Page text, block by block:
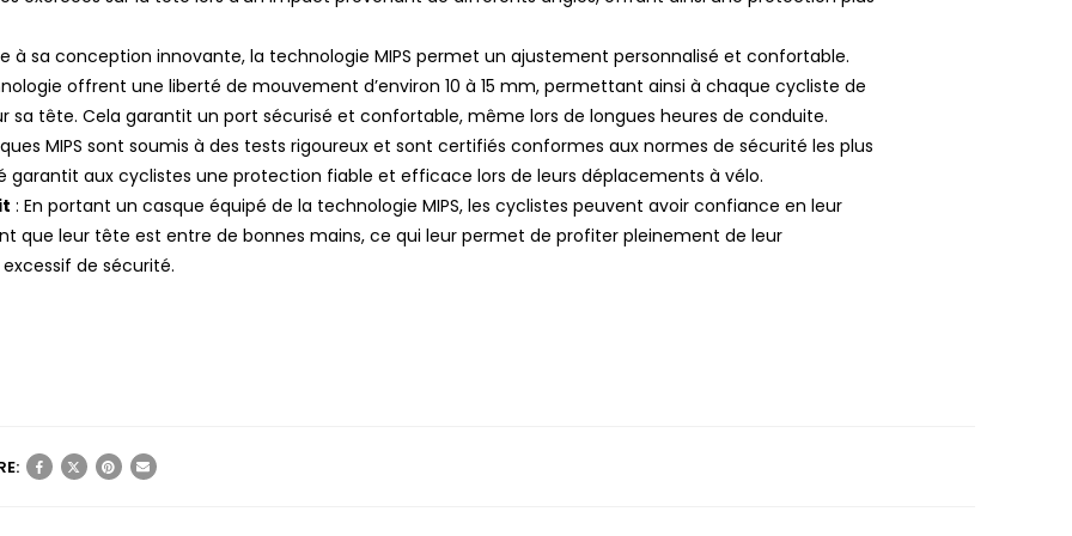
à sa conception innovante, la technologie MIPS permet un ajustement personnalisé et confortable.
offrent une liberté de mouvement d’environ 10 à 15 mm, permettant ainsi à chaque cycliste de
tête. Cela garantit un port sécurisé et confortable, même lors de longues heures de conduite.
MIPS sont soumis à des tests rigoureux et sont certifiés conformes aux normes de sécurité les plus
garantit aux cyclistes une protection fiable et efficace lors de leurs déplacements à vélo.
: En portant un casque équipé de la technologie MIPS, les cyclistes peuvent avoir confiance en leur
que leur tête est entre de bonnes mains, ce qui leur permet de profiter pleinement de leur
de sécurité.